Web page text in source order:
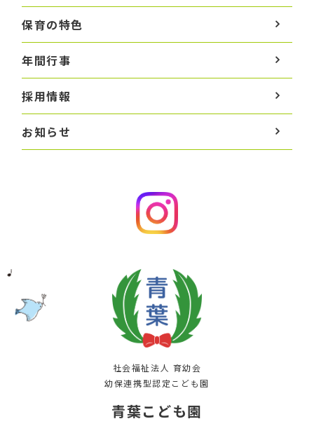
保育の特色
年間行事
採用情報
お知らせ
社会福祉法人 育幼会
幼保連携型認定こども園
青葉こども園